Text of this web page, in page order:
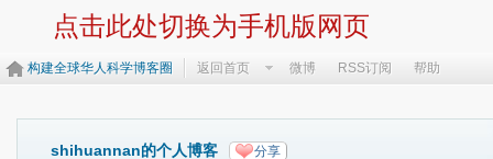
点击此处切换为手机版网页
构建全球华人科学博客圈 返回首页 微博 RSS订阅 帮助
shihuannan的个人博客 分享